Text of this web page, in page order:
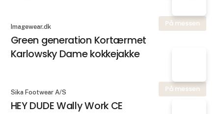
På messen
Imagewear.dk
Green generation Kortærmet
Karlowsky Dame kokkejakke
På messen
Sika Footwear A/S
HEY DUDE Wally Work CE